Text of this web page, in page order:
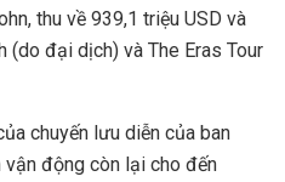
thu về 939,1 triệu USD và
(do đại dịch) và The Eras Tour
chuyến lưu diễn của ban
vận động còn lại cho đến